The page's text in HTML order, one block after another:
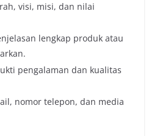
visi, misi, dan nilai
lengkap produk atau
pengalaman dan kualitas
nomor telepon, dan media